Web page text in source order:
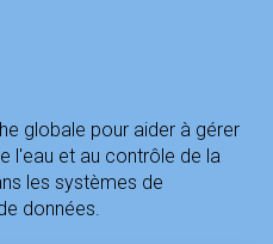
globale pour aider à gérer
l'eau et au contrôle de la
les systèmes de
données.